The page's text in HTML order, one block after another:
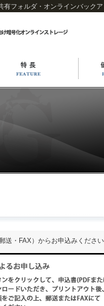
有フォルダ・オンラインバック
送・FAX）からお申込みくださ